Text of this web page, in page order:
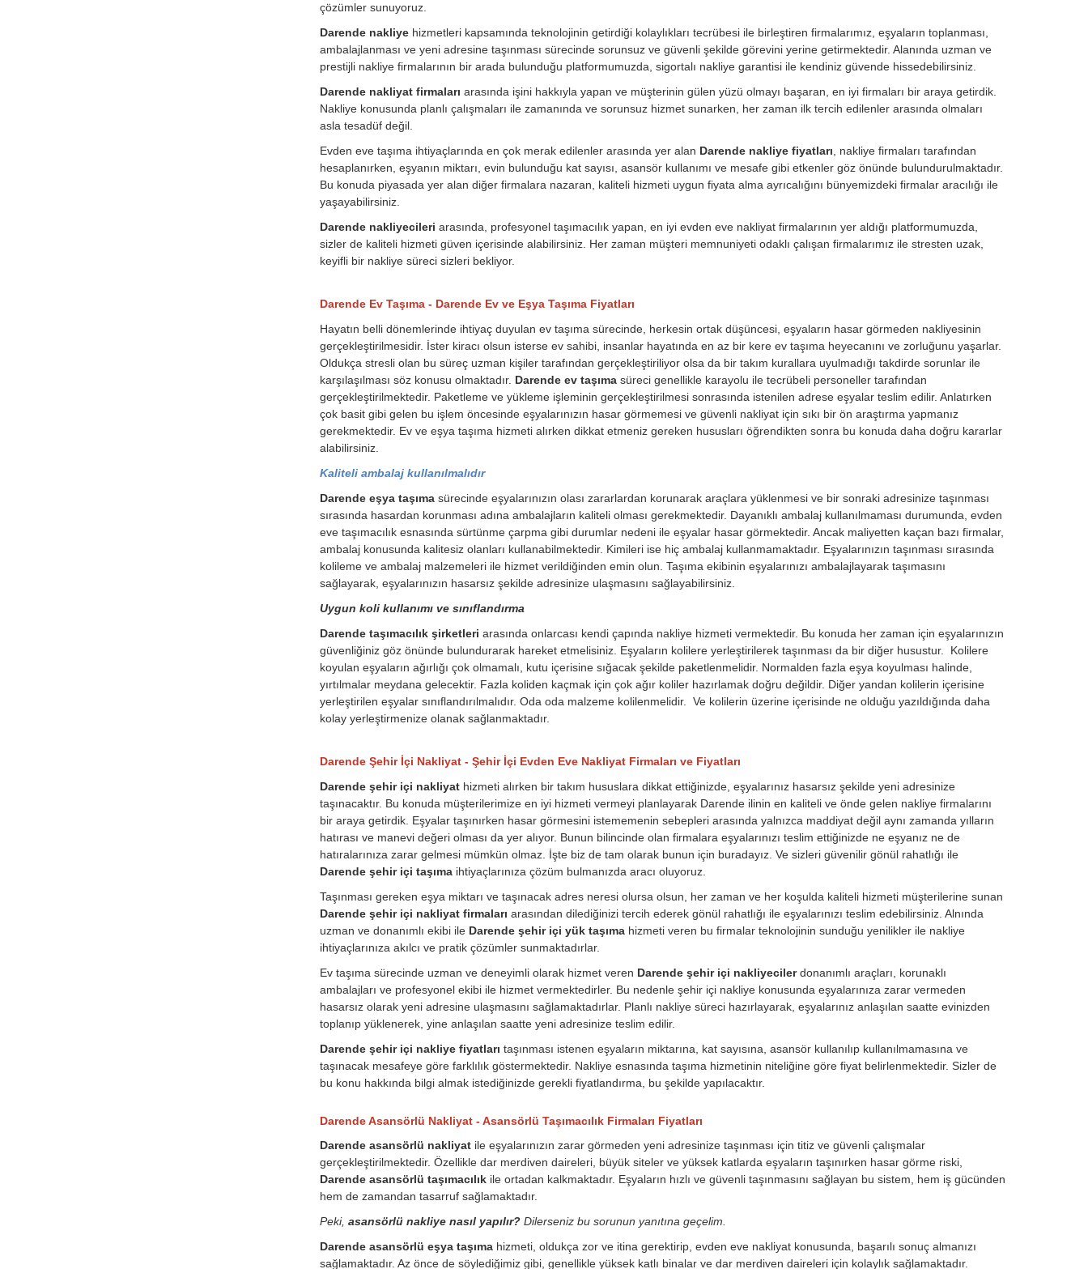
çözümler sunuyoruz.
Darende nakliyehizmetleri kapsamında teknolojinin getirdiği kolaylıkları tecrübesi ile birleştiren firmalarımız, eşyaların toplanması,
ambalajlanması ve yeni adresine taşınması sürecinde sorunsuz ve güvenli şekilde görevini yerine getirmektedir. Alanında uzman ve
prestijli nakliye firmalarının bir arada bulunduğu platformumuzda, sigortalı nakliye garantisi ile kendiniz güvende hissedebilirsiniz.
Darende nakliyat firmaları arasında işini hakkıyla yapan ve müşterinin gülen yüzü olmayı başaran, en iyi firmaları bir araya getirdik.
Nakliye konusunda planlı çalışmaları ile zamanında ve sorunsuz hizmet sunarken, her zaman ilk tercih edilenler arasında olmaları
asla tesadüf değil.
Evden eve taşıma ihtiyaçlarında en çok merak edilenler arasında yer alan Darende nakliye fiyatları , nakliye firmaları tarafından
hesaplanırken, eşyanın miktarı, evin bulunduğu kat sayısı, asansör kullanımı ve mesafe gibi etkenler göz önünde bulundurulmaktadır.
Bu konuda piyasada yer alan diğer firmalara nazaran, kaliteli hizmeti uygun fiyata alma ayrıcalığını bünyemizdeki firmalar aracılığı ile
yaşayabilirsiniz.
Darende nakliyecileri arasında, profesyonel taşımacılık yapan, en iyi evden eve nakliyat firmalarının yer aldığı platformumuzda,
sizler de kaliteli hizmeti güven içerisinde alabilirsiniz. Her zaman müşteri memnuniyeti odaklı çalışan firmalarımız ile stresten uzak,
keyifli bir nakliye süreci sizleri bekliyor.
Darende Ev Taşıma - Darende Ev ve Eşya Taşıma Fiyatları
Hayatın belli dönemlerinde ihtiyaç duyulan ev taşıma sürecinde, herkesin ortak düşüncesi, eşyaların hasar görmeden nakliyesinin
gerçekleştirilmesidir. İster kiracı olsun isterse ev sahibi, insanlar hayatında en az bir kere ev taşıma heyecanını ve zorluğunu yaşarlar.
Oldukça stresli olan bu süreç uzman kişiler tarafından gerçekleştiriliyor olsa da bir takım kurallara uyulmadığı takdirde sorunlar ile
karşılaşılması söz konusu olmaktadır. Darende ev taşımasüreci genellikle karayolu ile tecrübeli personeller tarafından
gerçekleştirilmektedir. Paketleme ve yükleme işleminin gerçekleştirilmesi sonrasında istenilen adrese eşyalar teslim edilir. Anlatırken
çok basit gibi gelen bu işlem öncesinde eşyalarınızın hasar görmemesi ve güvenli nakliyat için sıkı bir ön araştırma yapmanız
gerekmektedir. Ev ve eşya taşıma hizmeti alırken dikkat etmeniz gereken hususları öğrendikten sonra bu konuda daha doğru kararlar
alabilirsiniz.
Kaliteli ambalaj kullanılmalıdır
Darende eşya taşımasürecinde eşyalarınızın olası zararlardan korunarak araçlara yüklenmesi ve bir sonraki adresinize taşınması
sırasında hasardan korunması adına ambalajların kaliteli olması gerekmektedir. Dayanıklı ambalaj kullanılmaması durumunda, evden
eve taşımacılık esnasında sürtünme çarpma gibi durumlar nedeni ile eşyalar hasar görmektedir. Ancak maliyetten kaçan bazı firmalar,
ambalaj konusunda kalitesiz olanları kullanabilmektedir. Kimileri ise hiç ambalaj kullanmamaktadır. Eşyalarınızın taşınması sırasında
kolileme ve ambalaj malzemeleri ile hizmet verildiğinden emin olun. Taşıma ekibinin eşyalarınızı ambalajlayarak taşımasını
sağlayarak, eşyalarınızın hasarsız şekilde adresinize ulaşmasını sağlayabilirsiniz.
Uygun koli kullanımı ve sınıflandırma
Darende taşımacılık şirketleri arasında onlarcası kendi çapında nakliye hizmeti vermektedir. Bu konuda her zaman için eşyalarınızın
güvenliğiniz göz önünde bulundurarak hareket etmelisiniz. Eşyaların kolilere yerleştirilerek taşınması da bir diğer husustur. Kolilere
koyulan eşyaların ağırlığı çok olmamalı, kutu içerisine sığacak şekilde paketlenmelidir. Normalden fazla eşya koyulması halinde,
yırtılmalar meydana gelecektir. Fazla koliden kaçmak için çok ağır koliler hazırlamak doğru değildir. Diğer yandan kolilerin içerisine
yerleştirilen eşyalar sınıflandırılmalıdır. Oda oda malzeme kolilenmelidir. Ve kolilerin üzerine içerisinde ne olduğu yazıldığında daha
kolay yerleştirmenize olanak sağlanmaktadır.
Darende Şehir İçi Nakliyat - Şehir İçi Evden Eve Nakliyat Firmaları ve Fiyatları
Darende şehir içi nakliyat hizmeti alırken bir takım hususlara dikkat ettiğinizde, eşyalarınız hasarsız şekilde yeni adresinize
taşınacaktır. Bu konuda müşterilerimize en iyi hizmeti vermeyi planlayarak Darende ilinin en kaliteli ve önde gelen nakliye firmalarını
bir araya getirdik. Eşyalar taşınırken hasar görmesini istememenin sebepleri arasında yalnızca maddiyat değil aynı zamanda yılların
hatırası ve manevi değeri olması da yer alıyor. Bunun bilincinde olan firmalara eşyalarınızı teslim ettiğinizde ne eşyanız ne de
hatıralarınıza zarar gelmesi mümkün olmaz. İşte biz de tam olarak bunun için buradayız. Ve sizleri güvenilir gönül rahatlığı ile
Darende şehir içi taşımaihtiyaçlarınıza çözüm bulmanızda aracı oluyoruz.
Taşınması gereken eşya miktarı ve taşınacak adres neresi olursa olsun, her zaman ve her koşulda kaliteli hizmeti müşterilerine sunan
Darende şehir içi nakliyat firmaları arasından dilediğinizi tercih ederek gönül rahatlığı ile eşyalarınızı teslim edebilirsiniz. Alnında
uzman ve donanımlı ekibi ile Darende şehir içi yük taşımahizmeti veren bu firmalar teknolojinin sunduğu yenilikler ile nakliye
ihtiyaçlarınıza akılcı ve pratik çözümler sunmaktadırlar.
Ev taşıma sürecinde uzman ve deneyimli olarak hizmet veren Darende şehir içi nakliyecilerdonanımlı araçları, korunaklı
ambalajları ve profesyonel ekibi ile hizmet vermektedirler. Bu nedenle şehir içi nakliye konusunda eşyalarınıza zarar vermeden
hasarsız olarak yeni adresine ulaşmasını sağlamaktadırlar. Planlı nakliye süreci hazırlayarak, eşyalarınız anlaşılan saatte evinizden
toplanıp yüklenerek, yine anlaşılan saatte yeni adresinize teslim edilir.
Darende şehir içi nakliye fiyatları taşınması istenen eşyaların miktarına, kat sayısına, asansör kullanılıp kullanılmamasına ve
taşınacak mesafeye göre farklılık göstermektedir. Nakliye esnasında taşıma hizmetinin niteliğine göre fiyat belirlenmektedir. Sizler de
bu konu hakkında bilgi almak istediğinizde gerekli fiyatlandırma, bu şekilde yapılacaktır.
Darende Asansörlü Nakliyat - Asansörlü Taşımacılık Firmaları Fiyatları
Darende asansörlü nakliyat ile eşyalarınızın zarar görmeden yeni adresinize taşınması için titiz ve güvenli çalışmalar
gerçekleştirilmektedir. Özellikle dar merdiven daireleri, büyük siteler ve yüksek katlarda eşyaların taşınırken hasar görme riski,
Darende asansörlü taşımacılıkile ortadan kalkmaktadır. Eşyaların hızlı ve güvenli taşınmasını sağlayan bu sistem, hem iş gücünden
hem de zamandan tasarruf sağlamaktadır.
Peki, asansörlü nakliye nasıl yapılır? Dilerseniz bu sorunun yanıtına geçelim.
Darende asansörlü eşya taşıma hizmeti, oldukça zor ve itina gerektirip, evden eve nakliyat konusunda, başarılı sonuç almanızı
sağlamaktadır. Az önce de söylediğimiz gibi, genellikle yüksek katlı binalar ve dar merdiven daireleri için kolaylık sağlamaktadır.